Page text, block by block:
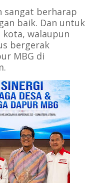
sangat berharap
baik. Dan untuk
kota, walaupun
bergerak
MBG di